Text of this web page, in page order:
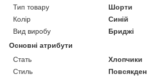
Тип товару
Шорти
Колір
Синій
Вид виробу
Бриджі
Основні атрибути
Стать
Хлопчики
Стиль